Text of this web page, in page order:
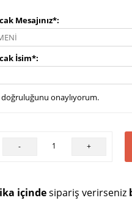
Mesajınız*
İsim*
onaylıyorum.
- +
içindesipariş verirseniz